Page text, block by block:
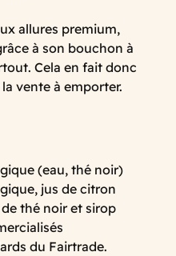
allures premium,
à son bouchon à
Cela en fait donc
vente à emporter.
(eau, thé noir)
jus de citron
thé noir et sirop
du Fairtrade.